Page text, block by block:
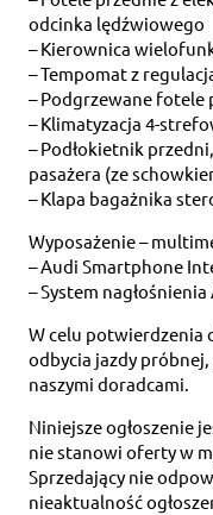
odcinka lędźwiowego
– Kierownica
– Tempomat z
– Podgrzewane fotele
– Klimatyzacja 4-
– Podłokietnik
pasażera (ze
– Klapa bagażnika
Wyposażenie –
– Audi Smartphone
– System
W celu potwierdzenia
odbycia jazdy
naszymi doradcami.
Niniejsze ogłoszenie
nie stanowi oferty w
Sprzedający nie
nieaktualność